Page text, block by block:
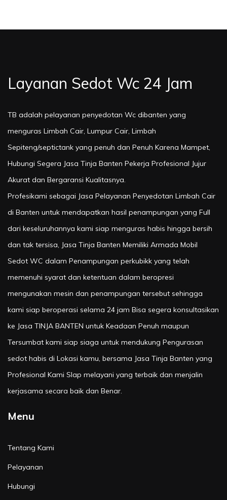
Layanan Sedot Wc 24 Jam
TB adalah pelayanan penyedotan Wc dibanten yang
menguras Limbah Cair, Lumpur Cair, Limbah
Sepiteng/septictank yang penuh dan Penuh Karena Mampet,
Hubungi Segera Jasa Tinja Banten Pekerja Profesional Jujur
Akurat dan Bergaransi Kualitasnya.
Profesikami sebagai Jasa Pelayanan Penyedotan Limbah Cair
di Banten untuk mendapatkan hasil penampungan yang Full
dari keseluruhannya kami siap menguras habis hingga bersih
dan tak tersisa, Jasa Tinja Banten Memiliki Armada Mobil
Sedot WC dalam Penampungan perkubikk yang telah
memenuhi syarat dan ketentuan dalam beropresi
mengunakan mesin dan penampungan tersebut sehingga
kami siap beroperasi selama 24 jam Bisa segera konsultasikan
ke Jasa TINJA BANTEN untuk Keadaan Penuh maupun
Tersumbat kami siap siaga untuk mendukung Pengurasan
sedot habis di Lokasi kamu, bersama Jasa Tinja Banten yang
Profesional Kami SIap melayani yang terbaik dan menjalin
kerjasama secara baik dan Benar.
Menu
Tentang Kami
Pelayanan
Hubungi